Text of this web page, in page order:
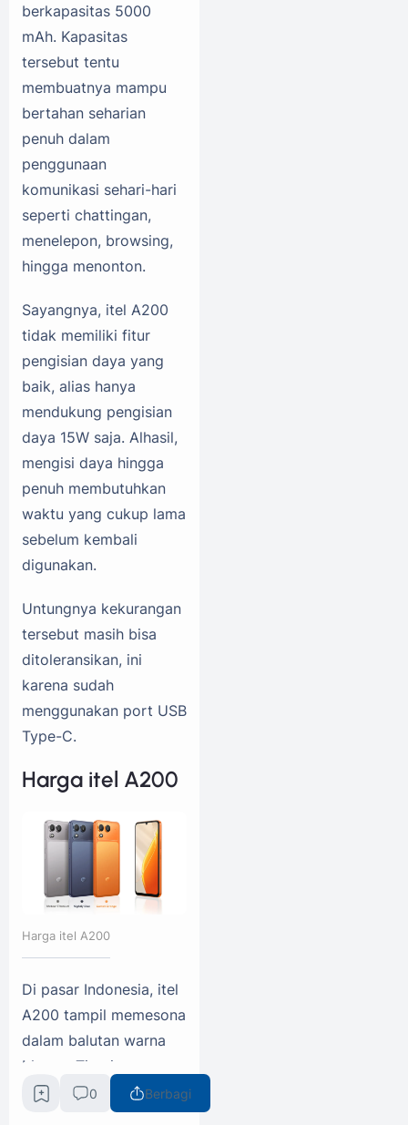
berkapasitas 5000
mAh. Kapasitas
tersebut tentu
membuatnya mampu
bertahan seharian
penuh dalam
penggunaan
komunikasi sehari-hari
seperti chattingan,
menelepon, browsing,
hingga menonton.
Sayangnya, itel A200
tidak memiliki fitur
pengisian daya yang
baik, alias hanya
mendukung pengisian
daya 15W saja. Alhasil,
mengisi daya hingga
penuh membutuhkan
waktu yang cukup lama
sebelum kembali
digunakan.
Untungnya kekurangan
tersebut masih bisa
ditoleransikan, ini
karena sudah
menggunakan port USB
Type-C.
Harga itel A200
Harga itel A200
Di pasar Indonesia, itel
A200 tampil memesona
dalam balutan warna
Meteor Titanium,
Nightly Blue, serta
Comet Orange. Produk
0 Berbagi